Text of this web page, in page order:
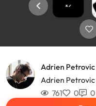
Adrien Petrovic
Adrien Petrovic
761 0
0